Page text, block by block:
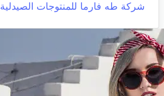
شركة طه فارما للمنتوجات الصيدلية